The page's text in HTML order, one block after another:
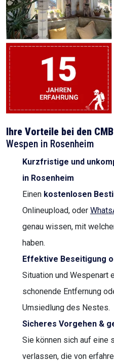
Ihre Vorteile bei den
Wespen in Rosenheim
Kurzfristige und
in Rosenheim
Einen kostenlosen
Onlineupload, oder
genau wissen, mit
haben.
Effektive Beseitigung
Situation und
schonende Entfernung
Umsiedlung des Nestes.
Sicheres Vorgehen &
Sie können sich auf eine
verlassen, die von